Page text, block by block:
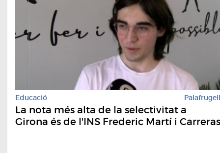
Educació Palafrugell
La nota més alta de la selectivitat a
Girona és de l'INS Frederic Martí i Carreras